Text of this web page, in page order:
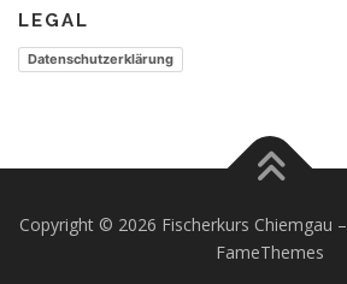
LEGAL
Datenschutzerklärung
Copyright © 2026 Fischerkurs Chiemgau –
FameThemes